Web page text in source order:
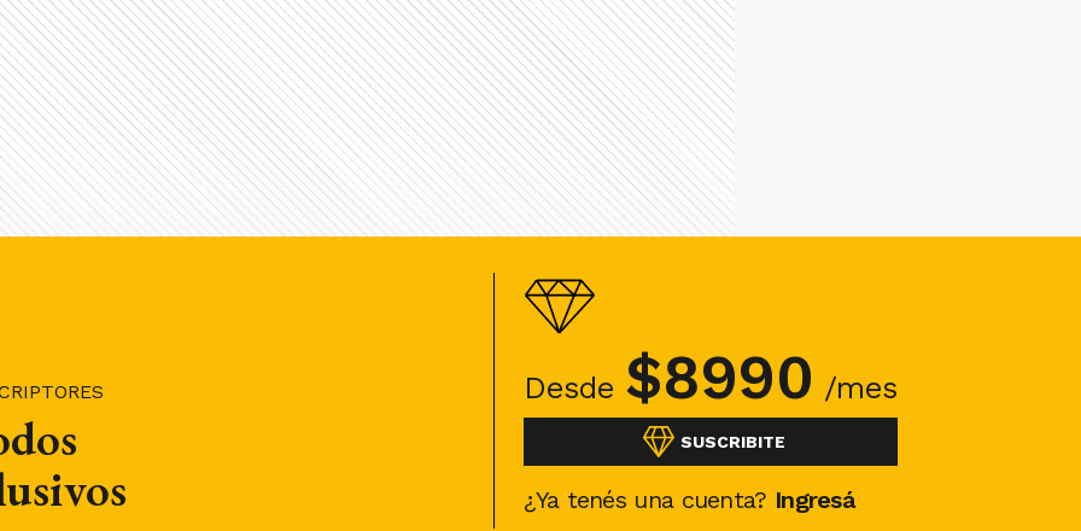
Desde $8990 /mes
SUSCRIBITE
¿Ya tenés una cuenta? Ingresá